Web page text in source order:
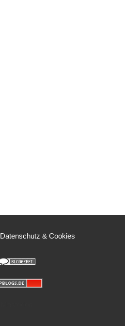
Datenschutz & Cookies